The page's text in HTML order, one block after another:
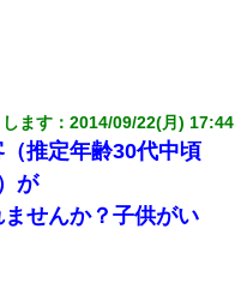
なってて気づくと逃げ場が
うよ」って泣いてたら…
投資で旦那より稼いでる
も買えない貧乏は嫌
ます ：2014/09/22(月)
推定年齢30代中頃
が
ませんか？子供がい